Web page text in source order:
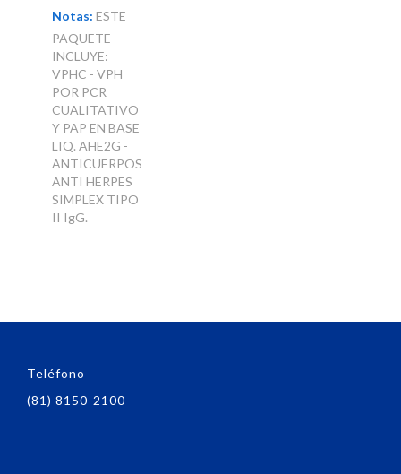
Notas: ESTE
PAQUETE
INCLUYE:
VPHC - VPH
POR PCR
CUALITATIVO
Y PAP EN BASE
LIQ. AHE2G -
ANTICUERPOS
ANTI HERPES
SIMPLEX TIPO
II IgG.
Teléfono
(81) 8150-2100